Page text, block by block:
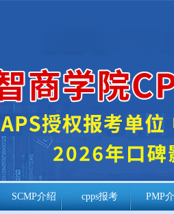
SCMP介绍 cpps报考 PMP